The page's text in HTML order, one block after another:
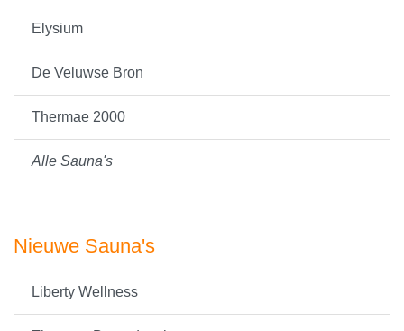
Elysium
De Veluwse Bron
Thermae 2000
Alle Sauna's
Nieuwe Sauna's
Liberty Wellness